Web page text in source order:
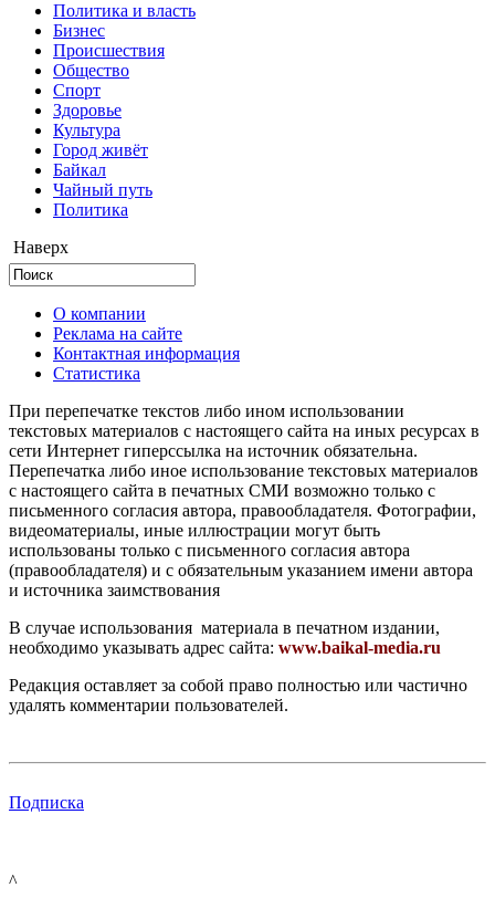
Политика и власть
Бизнес
Происшествия
Общество
Cпорт
Здоровье
Культура
Город живёт
Байкал
Чайный путь
Политика
Наверх
О компании
Реклама на сайте
Контактная информация
Статистика
При перепечатке текстов либо ином использовании
текстовых материалов с настоящего сайта на иных ресурсах в
сети Интернет гиперссылка на источник обязательна.
Перепечатка либо иное использование текстовых материалов
с настоящего сайта в печатных СМИ возможно только с
письменного согласия автора, правообладателя. Фотографии,
видеоматериалы, иные иллюстрации могут быть
использованы только с письменного согласия автора
(правообладателя) и с обязательным указанием имени автора
и источника заимствования
В случае использования материала в печатном издании,
необходимо указывать адрес сайта: www.baikal-media.ru
Редакция оставляет за собой право полностью или частично
удалять комментарии пользователей.
Подписка
^